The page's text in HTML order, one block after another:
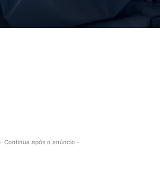
- Continua após o anúncio -